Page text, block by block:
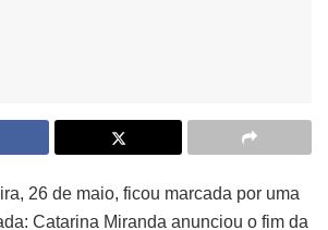
26 de maio, ficou marcada por uma
Catarina Miranda anunciou o fim da